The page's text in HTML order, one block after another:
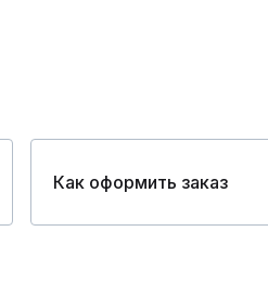
Как оформить заказ